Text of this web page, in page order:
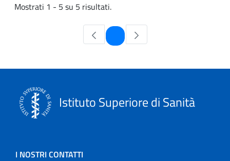
Mostrati 1 - 5 su 5 risultati.
Pagina
Istituto Superiore di Sanità
I NOSTRI CONTATTI